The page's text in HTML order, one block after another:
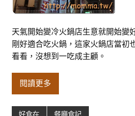
天氣開始變冷火鍋店生意就開始變
剛好適合吃火鍋，這家火鍋店當初
看看，沒想到一吃成主顧。
閱讀更多